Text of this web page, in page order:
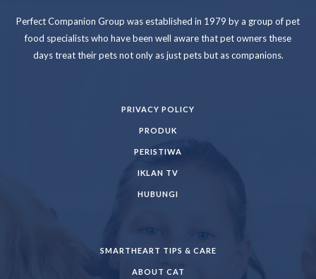
Perfect Companion Group was established in 1979 by a group of pet
food specialists who have been well aware that pet owners these
days treat their pets not only as just pets but as companions.
PRIVACY POLICY
PRODUK
PERISTIWA
IKLAN TV
HUBUNGI
SMARTHEART TIPS & CARE
ABOUT CAT